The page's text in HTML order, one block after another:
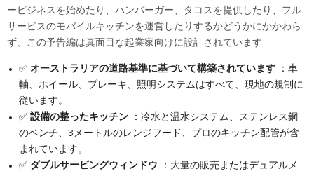
ービジネスを始めたり、ハンバーガー、タコスを提供したり、フル
サービスのモバイルキッチンを運営したりするかどうかにかかわら
ず、この予告編は真面目な起業家向けに設計されています
✅ オーストラリアの道路基準に基づいて構築されています
：車
軸、ホイール、ブレーキ、照明システムはすべて、現地の規制に
従います。
✅ 設備の整ったキッチン
：冷水と温水システム、ステンレス鋼
のベンチ、3メートルのレンジフード、プロのキッチン配管が含
まれています。
✅ ダブルサービングウィンドウ
：大量の販売またはデュアルメ